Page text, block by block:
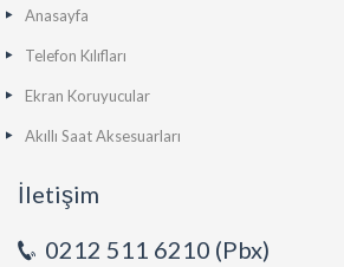
Anasayfa
Telefon Kılıfları
Ekran Koruyucular
Akıllı Saat Aksesuarları
İletişim
0212 511 6210 (Pbx)